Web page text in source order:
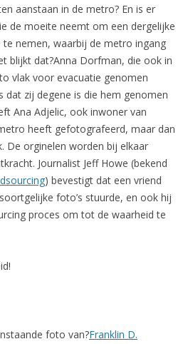
aanstaan in de metro? En is er
de moeite neemt om een dergelijke
nemen, waarbij de metro ingang
blijkt dat?Anna Dorfman, die ook in
vlak voor evacuatie genomen
dat zij degene is die hem genomen
Ana Adjelic, ook inwoner van
heeft gefotografeerd, maar dan
De orginelen worden bij elkaar
Journalist Jeff Howe (bekend
) bevestigt dat een vriend
foto’s stuurde, en ook hij
proces om tot de waarheid te
foto van?Franklin D.